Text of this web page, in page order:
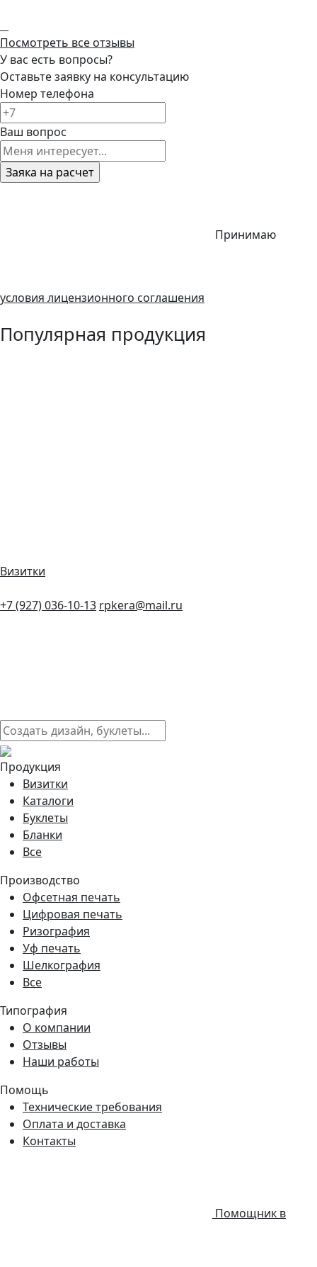
Посмотреть все отзывы
У вас есть вопросы?
Оставьте заявку на консультацию
Номер телефона
Ваш вопрос
Принимаю
условия лицензионного соглашения
Популярная продукция
Визитки
+7 (927) 036-10-13 rpkera@mail.ru
Продукция
Визитки
Каталоги
Буклеты
Бланки
Все
Производство
Офсетная печать
Цифровая печать
Ризография
Уф печать
Шелкография
Все
Типография
О компании
Отзывы
Наши работы
Помощь
Технические требования
Оплата и доставка
Контакты
Помощник в